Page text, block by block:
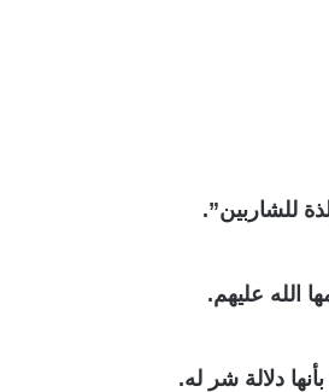
للشاربين”.
الله عليهم.
دلالة شر له.